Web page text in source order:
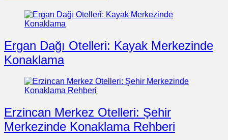
Ergan Dağı Otelleri: Kayak Merkezinde
Konaklama
Erzincan Merkez Otelleri: Şehir
Merkezinde Konaklama Rehberi